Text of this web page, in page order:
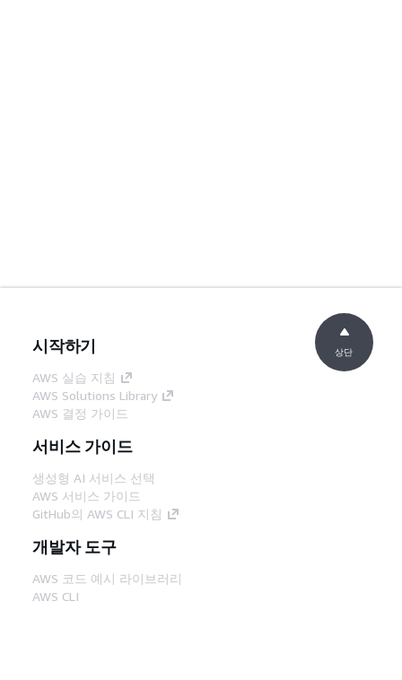
시작하기
AWS 실습 지침
AWS Solutions Library
AWS 결정 가이드
서비스 가이드
생성형 AI 서비스 선택
AWS 서비스 가이드
GitHub의 AWS CLI 지침
개발자 도구
AWS 코드 예시 라이브러리
AWS CLI
상단